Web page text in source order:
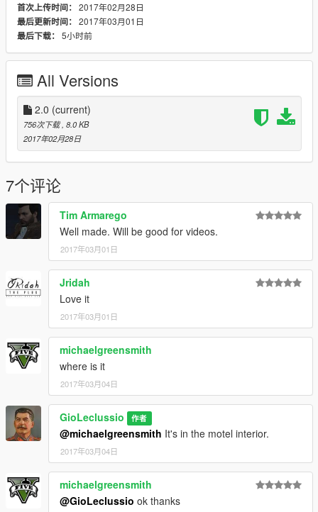
首次上传时间： 2017年02月28日
最后更新时间： 2017年03月01日
最后下载： 5小时前
All Versions
2.0 (current)
756次下载 , 8.0 KB
2017年02月28日
7个评论
Tim Armarego
Well made. Will be good for videos.
2017年03月01日
Jridah
Love it
2017年03月01日
michaelgreensmith
where is it
2017年03月04日
GioLeclussio 作者
@michaelgreensmith It's in the motel interior.
2017年03月04日
michaelgreensmith
@GioLeclussio ok thanks